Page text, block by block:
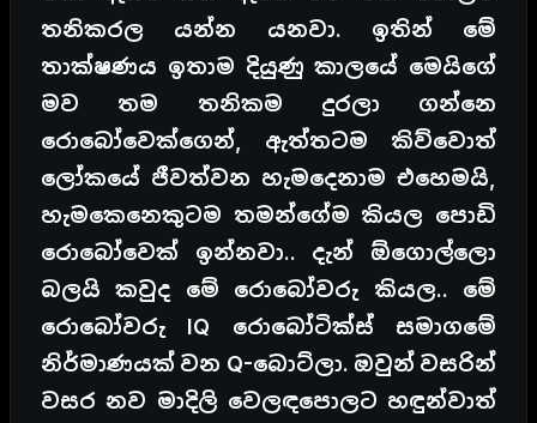
තනිකරල යන්න යනවා. ඉතින් මේ
තාක්ෂණය ඉතාම දියුණු කාලයේ මෙයිගේ
මව තම තනිකම දුරලා ගන්නෙ
රොබෝවෙක්ගෙන්, ඇත්තටම කිව්වොත්
ලෝකයේ ජීවත්වන හැමදෙනාම එහෙමයි,
හැමකෙනෙකුටම තමන්ගේම කියල පොඩි
රොබෝවෙක් ඉන්නවා.. දැන් ඕගොල්ලො
බලයි කවුද මේ රොබෝවරු කියල.. මේ
රොබෝවරු IQ රොබෝටික්ස් සමාගමේ
නිර්මාණයක් වන Q-බොට්ලා. ඔවුන් වසරින්
වසර නව මාදිලි වෙලඳපොලට හඳුන්වාත්